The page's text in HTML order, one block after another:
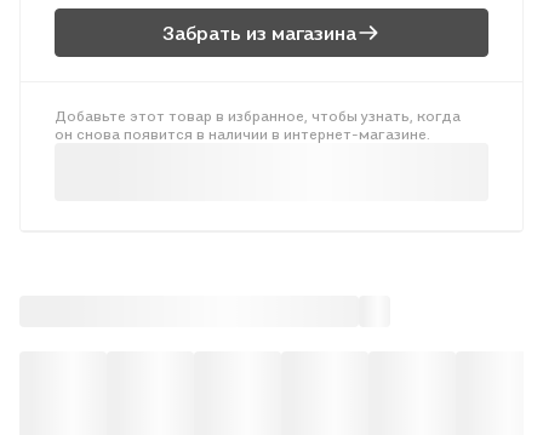
Забрать из магазина
Добавьте этот товар в избранное, чтобы узнать, когда
он снова появится в наличии в интернет-магазине.